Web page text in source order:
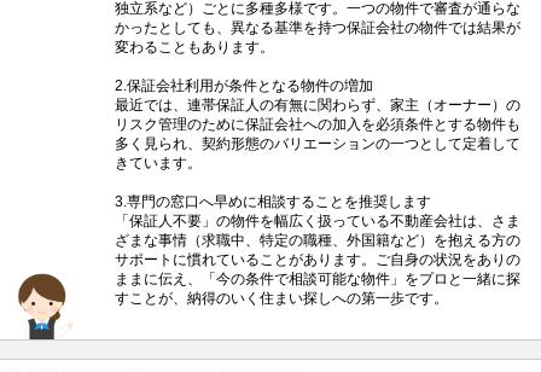
独立系など）ごとに多種多様です。一つの物件で審査が通らな
かったとしても、異なる基準を持つ保証会社の物件では結果が
変わることもあります。
2.保証会社利用が条件となる物件の増加
最近では、連帯保証人の有無に関わらず、家主（オーナー）の
リスク管理のために保証会社への加入を必須条件とする物件も
多く見られ、契約形態のバリエーションの一つとして定着して
きています。
3.専門の窓口へ早めに相談することを推奨します
「保証人不要」の物件を幅広く扱っている不動産会社は、さま
ざまな事情（求職中、特定の職種、外国籍など）を抱える方の
サポートに慣れていることがあります。ご自身の状況をありの
ままに伝え、「今の条件で相談可能な物件」をプロと一緒に探
すことが、納得のいく住まい探しへの第一歩です。